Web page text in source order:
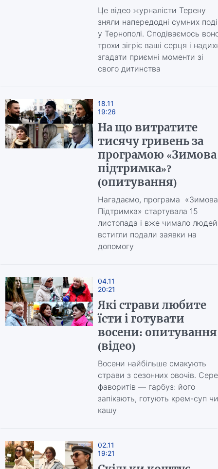
Це відео журналісти Терену
зняли напередодні сумних
у Тернополі. Сподіваємось
трохи зігріє ваші серця і
згадати приємні моменти зі
свого дитинства
18.11
19:26
На що витратите
тисячу гривень за
програмою «Зимова
підтримка»?
(опитування)
Нагадаємо, програма «Зимова
Підтримка» стартувала 15
листопада і вже чимало людей
встигли подали заявки на
допомогу
04.11
20:21
Які страви любите
їсти і готувати
восени: опитування
(відео)
Восени найбільше смакують
страви з сезонних овочів.
фаворитів — гарбуз: його
запікають, готують крем-суп чи
кашу
02.11
19:21